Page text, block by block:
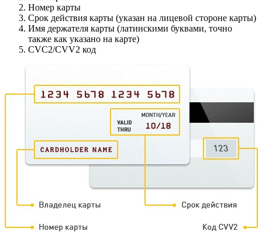
Номер карты
Срок действия карты (указан на лицевой стороне карты)
Имя держателя карты (латинскими буквами, точно
также как указано на карте)
CVC2/CVV2 код